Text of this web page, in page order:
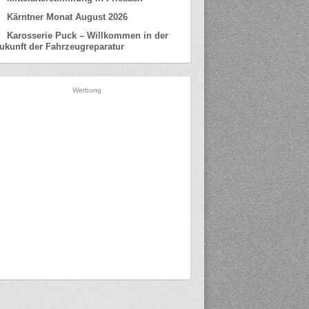
Kärntner Monat August 2026
Karosserie Puck – Willkommen in der
der Fahrzeugreparatur
Werbung